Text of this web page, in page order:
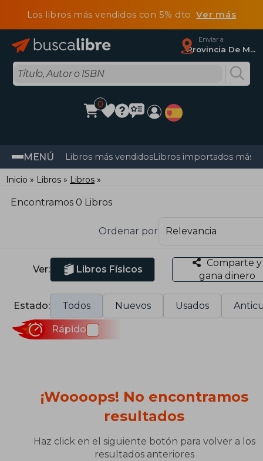
Los libros más vendidos con 5% dtoVer más
Enviar a
Provincia De Madrid
0
MENÚ Libros más vendidosLibros importados más
Inicio Libros Libros
Encontramos 0 Libros
Ordenar por
Ver: Libros Físicos
Comparte y
gana dinero
Estado: Todos Nuevos Usados
Rápido
¡Woooops! No encontramos
resultados
Haz click en el siguiente botón para volver a los
resultados anteriores